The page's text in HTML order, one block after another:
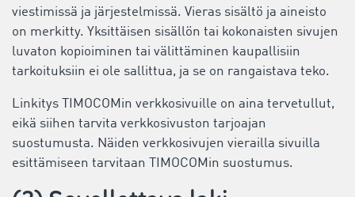
viestimissä ja järjestelmissä. Vieras sisältö ja aineisto
on merkitty. Yksittäisen sisällön tai kokonaisten sivujen
luvaton kopioiminen tai välittäminen kaupallisiin
tarkoituksiin ei ole sallittua, ja se on rangaistava teko.
Linkitys TIMOCOMin verkkosivuille on aina tervetullut,
eikä siihen tarvita verkkosivuston tarjoajan
suostumusta. Näiden verkkosivujen vierailla sivuilla
esittämiseen tarvitaan TIMOCOMin suostumus.